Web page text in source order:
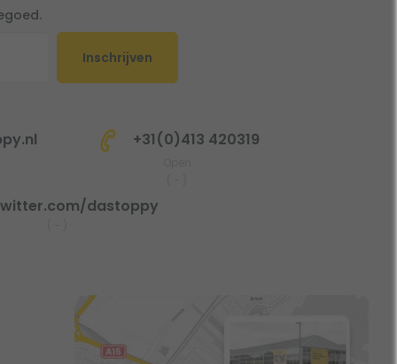
Inschrijven
+31(0)413 420319
dastoppy